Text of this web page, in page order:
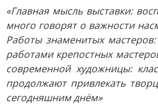
«Главная мысль выставки:
много говорят о важности
Работы знаменитых
работами крепостных
современной художницы:
продолжают привлекать
сегодняшним днём»